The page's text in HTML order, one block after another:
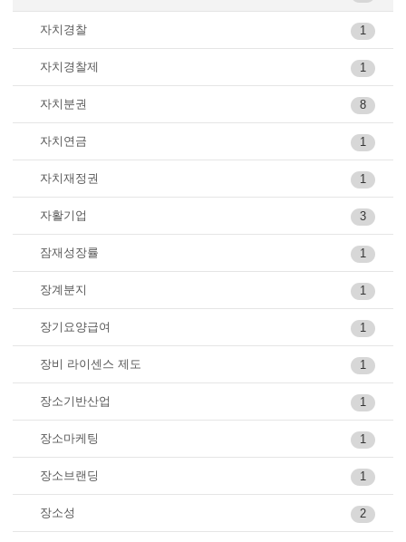
1
자치경찰
1
자치경찰제
8
자치분권
1
자치연금
1
자치재정권
3
자활기업
1
잠재성장률
1
장계분지
1
장기요양급여
1
장비 라이센스 제도
1
장소기반산업
1
장소마케팅
1
장소브랜딩
2
장소성